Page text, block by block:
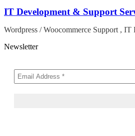
IT Development & Support
Wordpress / Woocommerce Support , IT
Newsletter